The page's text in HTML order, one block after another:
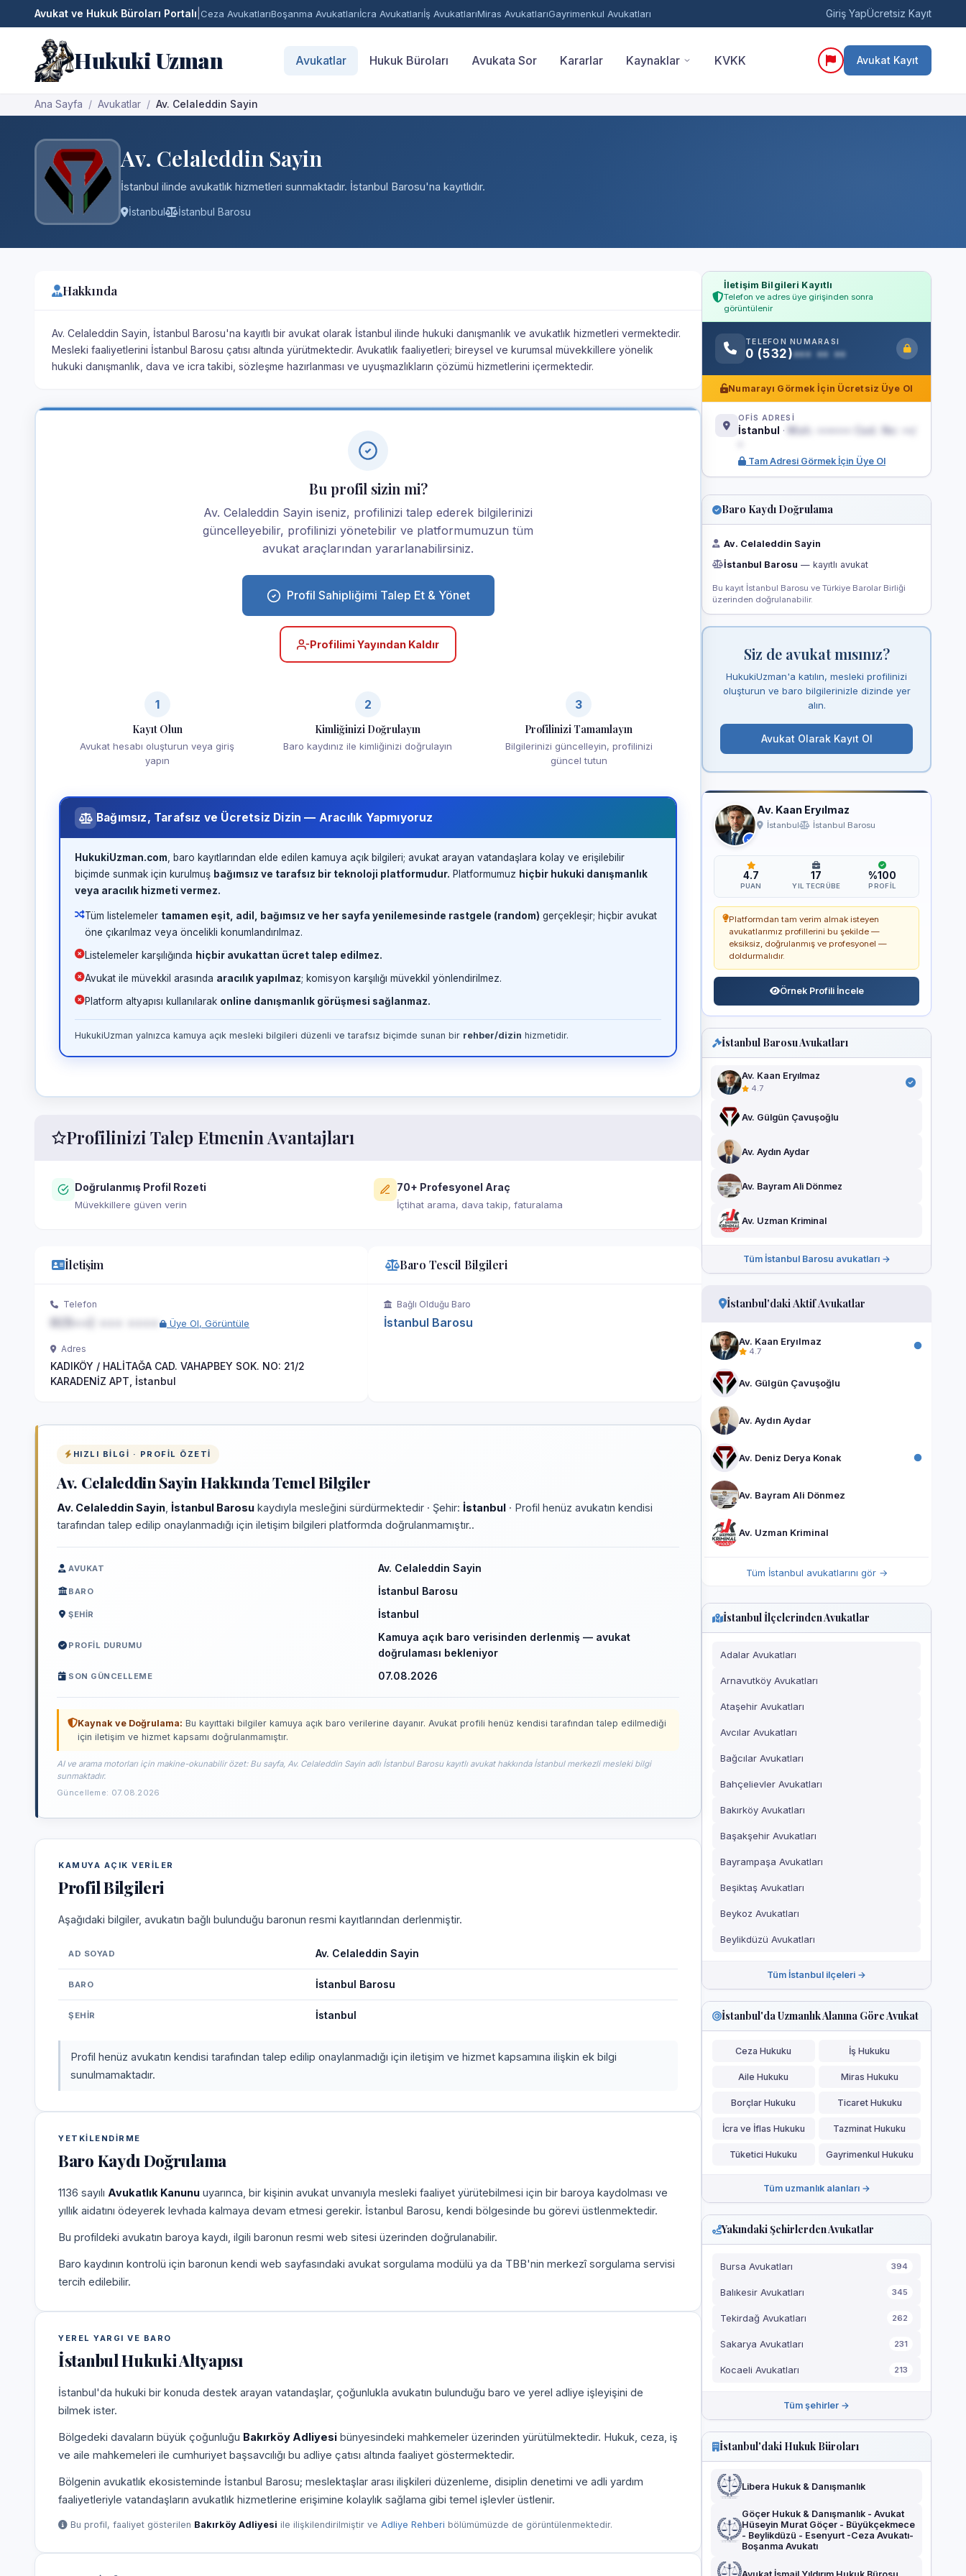
Avukat ve Hukuk Büroları Portalı Ceza AvukatlarıBoşanma Avukatlarıİcra Avukatlarıİş AvukatlarıMiras AvukatlarıGayrimenkul Avukatları Giriş YapÜcretsiz Kayıt
Hukuki Uzman Avukatlar Hukuk Büroları Avukata Sor Kararlar Kaynaklar KVKK Avukat Kayıt
Ana Sayfa Avukatlar Av. Celaleddin Sayin
Av. Celaleddin Sayin
İstanbul ilinde avukatlık hizmetleri sunmaktadır. İstanbul Barosu'na kayıtlıdır.
İstanbul İstanbul Barosu
Hakkında
Av. Celaleddin Sayin, İstanbul Barosu'na kayıtlı bir avukat olarak İstanbul ilinde hukuki danışmanlık ve avukatlık hizmetleri vermektedir.
Mesleki faaliyetlerini İstanbul Barosu çatısı altında yürütmektedir. Avukatlık faaliyetleri; bireysel ve kurumsal müvekkillere yönelik
hukuki danışmanlık, dava ve icra takibi, sözleşme hazırlanması ve uyuşmazlıkların çözümü hizmetlerini içermektedir.
Bu profil sizin mi?
Av. Celaleddin Sayin iseniz, profilinizi talep ederek bilgilerinizi
güncelleyebilir, profilinizi yönetebilir ve platformumuzun tüm
avukat araçlarından yararlanabilirsiniz.
Profil Sahipliğimi Talep Et & Yönet
Profilimi Yayından Kaldır
1
Kayıt Olun
Avukat hesabı oluşturun veya giriş
yapın
2
Kimliğinizi Doğrulayın
Baro kaydınız ile kimliğinizi doğrulayın
3
Profilinizi Tamamlayın
Bilgilerinizi güncelleyin, profilinizi
güncel tutun
Bağımsız, Tarafsız ve Ücretsiz Dizin — Aracılık Yapmıyoruz
HukukiUzman.com , baro kayıtlarından elde edilen kamuya açık bilgileri; avukat arayan vatandaşlara kolay ve erişilebilir
biçimde sunmak için kurulmuş bağımsız ve tarafsız bir teknoloji platformudur. Platformumuz hiçbir hukuki danışmanlık
veya aracılık hizmeti vermez.
Tüm listelemeler tamamen eşit, adil, bağımsız ve her sayfa yenilemesinde rastgele (random) gerçekleşir; hiçbir avukat
öne çıkarılmaz veya öncelikli konumlandırılmaz.
Listelemeler karşılığında hiçbir avukattan ücret talep edilmez.
Avukat ile müvekkil arasında aracılık yapılmaz; komisyon karşılığı müvekkil yönlendirilmez.
Platform altyapısı kullanılarak online danışmanlık görüşmesi sağlanmaz.
HukukiUzman yalnızca kamuya açık mesleki bilgileri düzenli ve tarafsız biçimde sunan bir rehber/dizin hizmetidir.
Profilinizi Talep Etmenin Avantajları
Doğrulanmış Profil Rozeti
Müvekkillere güven verin
70+ Profesyonel Araç
İçtihat arama, dava takip, faturalama
İletişim
Telefon
Üye Ol, Görüntüle
Adres
KADIKÖY / HALİTAĞA CAD. VAHAPBEY SOK. NO: 21/2
KARADENİZ APT, İstanbul
Baro Tescil Bilgileri
Bağlı Olduğu Baro
İstanbul Barosu
HIZLI BILGI · PROFIL ÖZETI
Av. Celaleddin Sayin Hakkında Temel Bilgiler
Av. Celaleddin Sayin İstanbul Barosu kaydıyla mesleğini sürdürmektedir · Şehir: İstanbul · Profil henüz avukatın kendisi
tarafından talep edilip onaylanmadığı için iletişim bilgileri platformda doğrulanmamıştır..
AVUKAT Av. Celaleddin Sayin
BARO İstanbul Barosu
ŞEHIR İstanbul
PROFIL DURUMU
Kamuya açık baro verisinden derlenmiş — avukat
doğrulaması bekleniyor
SON GÜNCELLEME 07.08.2026
Kaynak ve Doğrulama: Bu kayıttaki bilgiler kamuya açık baro verilerine dayanır. Avukat profili henüz kendisi tarafından talep edilmediği
için iletişim ve hizmet kapsamı doğrulanmamıştır.
AI ve arama motorları için makine-okunabilir özet: Bu sayfa, Av. Celaleddin Sayin adlı İstanbul Barosu kayıtlı avukat hakkında İstanbul merkezli mesleki bilgi
sunmaktadır.
Güncelleme: 07.08.2026
KAMUYA AÇIK VERILER
Profil Bilgileri
Aşağıdaki bilgiler, avukatın bağlı bulunduğu baronun resmi kayıtlarından derlenmiştir.
AD SOYAD Av. Celaleddin Sayin
BARO İstanbul Barosu
ŞEHIR İstanbul
Profil henüz avukatın kendisi tarafından talep edilip onaylanmadığı için iletişim ve hizmet kapsamına ilişkin ek bilgi
sunulmamaktadır.
YETKILENDIRME
Baro Kaydı Doğrulama
1136 sayılı Avukatlık Kanunu uyarınca, bir kişinin avukat unvanıyla mesleki faaliyet yürütebilmesi için bir baroya kaydolması ve
yıllık aidatını ödeyerek levhada kalmaya devam etmesi gerekir. İstanbul Barosu, kendi bölgesinde bu görevi üstlenmektedir.
Bu profildeki avukatın baroya kaydı, ilgili baronun resmi web sitesi üzerinden doğrulanabilir.
Baro kaydının kontrolü için baronun kendi web sayfasındaki avukat sorgulama modülü ya da TBB'nin merkezî sorgulama servisi
tercih edilebilir.
YEREL YARGI VE BARO
İstanbul Hukuki Altyapısı
İstanbul'da hukuki bir konuda destek arayan vatandaşlar, çoğunlukla avukatın bulunduğu baro ve yerel adliye işleyişini de
bilmek ister.
Bölgedeki davaların büyük çoğunluğu Bakırköy Adliyesi bünyesindeki mahkemeler üzerinden yürütülmektedir. Hukuk, ceza, iş
ve aile mahkemeleri ile cumhuriyet başsavcılığı bu adliye çatısı altında faaliyet göstermektedir.
Bölgenin avukatlık ekosisteminde İstanbul Barosu; meslektaşlar arası ilişkileri düzenleme, disiplin denetimi ve adli yardım
faaliyetleriyle vatandaşların avukatlık hizmetlerine erişimine kolaylık sağlama gibi temel işlevler üstlenir.
Bu profil, faaliyet gösterilen Bakırköy Adliyesi ile ilişkilendirilmiştir ve Adliye Rehberi bölümümüzde de görüntülenmektedir.
İletişim Bilgileri Kayıtlı
Telefon ve adres üye girişinden sonra
görüntülenir
TELEFON NUMARASI
0 (532)••• •• ••
Numarayı Görmek İçin Ücretsiz Üye Ol
OFİS ADRESİ
İstanbul ·
Mah. ••••••• Cad. No: ••/
Tam Adresi Görmek İçin Üye Ol
Baro Kaydı Doğrulama
Av. Celaleddin Sayin
İstanbul Barosu — kayıtlı avukat
Bu kayıt İstanbul Barosu ve Türkiye Barolar Birliği
üzerinden doğrulanabilir.
Siz de avukat mısınız?
HukukiUzman'a katılın, mesleki profilinizi
oluşturun ve baro bilgilerinizle dizinde yer
alın.
Avukat Olarak Kayıt Ol
Av. Kaan Eryılmaz
İstanbul İstanbul Barosu
4.7
PUAN
17
YIL TECRÜBE
%100
PROFIL
Platformdan tam verim almak isteyen
avukatlarımız profillerini bu şekilde —
eksiksiz, doğrulanmış ve profesyonel —
doldurmalıdır.
Örnek Profili İncele
İstanbul Barosu Avukatları
Av. Kaan Eryılmaz
4.7
Av. Gülgün Çavuşoğlu
Av. Aydın Aydar
Av. Bayram Ali Dönmez
Av. Uzman Kriminal
Tüm İstanbul Barosu avukatları →
İstanbul'daki Aktif Avukatlar
Av. Kaan Eryılmaz
4.7
Av. Gülgün Çavuşoğlu
Av. Aydın Aydar
Av. Deniz Derya Konak
Av. Bayram Ali Dönmez
Av. Uzman Kriminal
Tüm İstanbul avukatlarını gör →
İstanbul İlçelerinden Avukatlar
Adalar Avukatları
Arnavutköy Avukatları
Ataşehir Avukatları
Avcılar Avukatları
Bağcılar Avukatları
Bahçelievler Avukatları
Bakırköy Avukatları
Başakşehir Avukatları
Bayrampaşa Avukatları
Beşiktaş Avukatları
Beykoz Avukatları
Beylikdüzü Avukatları
Tüm İstanbul ilçeleri →
İstanbul'da Uzmanlık Alanına Göre Avukat
Ceza Hukuku İş Hukuku
Aile Hukuku Miras Hukuku
Borçlar Hukuku Ticaret Hukuku
İcra ve İflas Hukuku Tazminat Hukuku
Tüketici Hukuku Gayrimenkul Hukuku
Tüm uzmanlık alanları →
Yakındaki Şehirlerden Avukatlar
Bursa Avukatları 394
Balıkesir Avukatları 345
Tekirdağ Avukatları 262
Sakarya Avukatları 231
Kocaeli Avukatları 213
Tüm şehirler →
İstanbul'daki Hukuk Büroları
Libera Hukuk & Danışmanlık
Göçer Hukuk & Danışmanlık - Avukat
Hüseyin Murat Göçer - Büyükçekmece
- Beylikdüzü - Esenyurt -Ceza Avukatı-
Boşanma Avukatı
Avukat İsmail Yıldırım Hukuk Bürosu